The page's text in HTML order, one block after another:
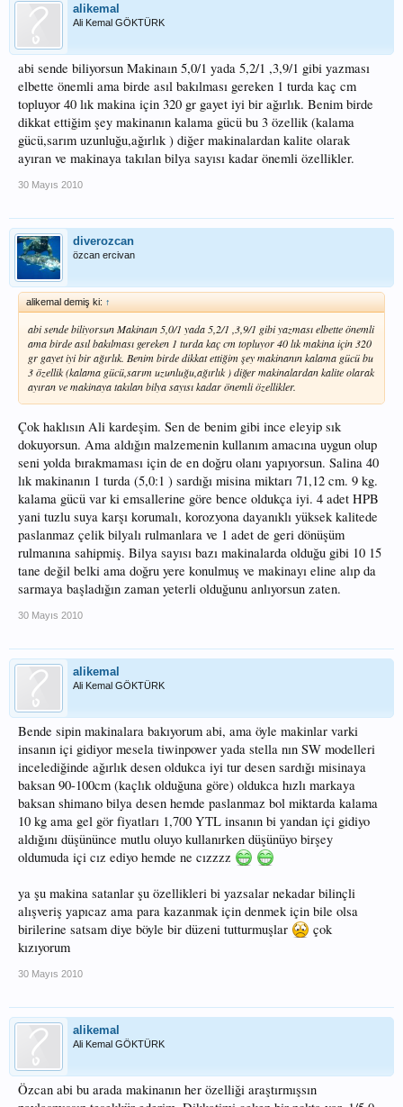
alikemal
Ali Kemal GÖKTÜRK
abi sende biliyorsun Makinaın 5,0/1 yada 5,2/1 ,3,9/1 gibi yazması
elbette önemli ama birde asıl bakılması gereken 1 turda kaç cm
topluyor 40 lık makina için 320 gr gayet iyi bir ağırlık. Benim birde
dikkat ettiğim şey makinanın kalama gücü bu 3 özellik (kalama
gücü,sarım uzunluğu,ağırlık ) diğer makinalardan kalite olarak
ayıran ve makinaya takılan bilya sayısı kadar önemli özellikler.
30 Mayıs 2010
diverozcan
özcan ercivan
alikemal demiş ki: ↑
abi sende biliyorsun Makinaın 5,0/1 yada 5,2/1 ,3,9/1 gibi yazması elbette önemli
ama birde asıl bakılması gereken 1 turda kaç cm topluyor 40 lık makina için 320
gr gayet iyi bir ağırlık. Benim birde dikkat ettiğim şey makinanın kalama gücü bu
3 özellik (kalama gücü,sarım uzunluğu,ağırlık ) diğer makinalardan kalite olarak
ayıran ve makinaya takılan bilya sayısı kadar önemli özellikler.
Çok haklısın Ali kardeşim. Sen de benim gibi ince eleyip sık
dokuyorsun. Ama aldığın malzemenin kullanım amacına uygun olup
seni yolda bırakmaması için de en doğru olanı yapıyorsun. Salina 40
lık makinanın 1 turda (5,0:1 ) sardığı misina miktarı 71,12 cm. 9 kg.
kalama gücü var ki emsallerine göre bence oldukça iyi. 4 adet HPB
yani tuzlu suya karşı korumalı, korozyona dayanıklı yüksek kalitede
paslanmaz çelik bilyalı rulmanlara ve 1 adet de geri dönüşüm
rulmanına sahipmiş. Bilya sayısı bazı makinalarda olduğu gibi 10 15
tane değil belki ama doğru yere konulmuş ve makinayı eline alıp da
sarmaya başladığın zaman yeterli olduğunu anlıyorsun zaten.
30 Mayıs 2010
alikemal
Ali Kemal GÖKTÜRK
Bende sipin makinalara bakıyorum abi, ama öyle makinlar varki
insanın içi gidiyor mesela tiwinpower yada stella nın SW modelleri
incelediğinde ağırlık desen oldukca iyi tur desen sardığı misinaya
baksan 90-100cm (kaçlık olduğuna göre) oldukca hızlı markaya
baksan shimano bilya desen hemde paslanmaz bol miktarda kalama
10 kg ama gel gör fiyatları 1,700 YTL insanın bi yandan içi gidiyo
aldığını düşününce mutlu oluyo kullanırken düşünüyo birşey
oldumuda içi cız ediyo hemde ne cızzzz
ya şu makina satanlar şu özellikleri bi yazsalar nekadar bilinçli
alışveriş yapıcaz ama para kazanmak için denmek için bile olsa
birilerine satsam diye böyle bir düzeni tutturmuşlar
çok
kızıyorum
30 Mayıs 2010
alikemal
Ali Kemal GÖKTÜRK
Özcan abi bu arada makinanın her özelliği araştırmışsın